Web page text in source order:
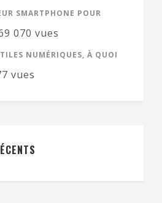
SMARTPHONE POUR
070 vues
NUMÉRIQUES, À QUOI
vues